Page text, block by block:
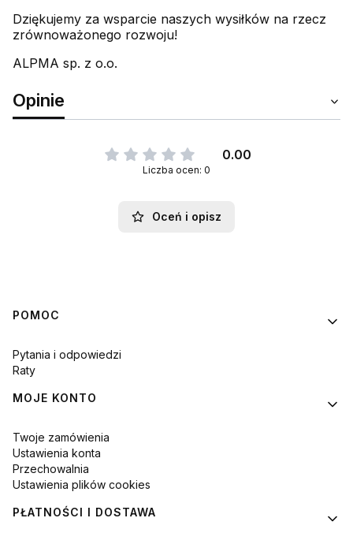
Dziękujemy za wsparcie naszych wysiłków na rzecz
zrównoważonego rozwoju!
ALPMA sp. z o.o.
Opinie
0.00
Liczba ocen: 0
Oceń i opisz
Linki w stopce
POMOC
Pytania i odpowiedzi
Raty
MOJE KONTO
Twoje zamówienia
Ustawienia konta
Przechowalnia
Ustawienia plików cookies
PŁATNOŚCI I DOSTAWA